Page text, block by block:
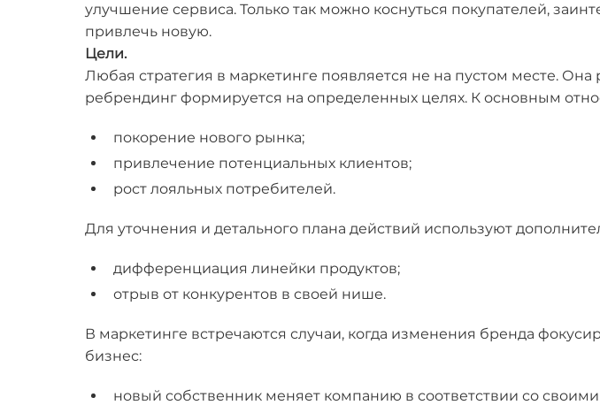
улучшение сервиса. Только так можно коснуться покупателей,
привлечь новую.
Цели.
Любая стратегия в маркетинге появляется не на пустом месте.
ребрендинг формируется на определенных целях. К основным
покорение нового рынка;
привлечение потенциальных клиентов;
рост лояльных потребителей.
Для уточнения и детального плана действий используют
дифференциация линейки продуктов;
отрыв от конкурентов в своей нише.
В маркетинге встречаются случаи, когда изменения бренда
бизнес:
новый собственник меняет компанию в соответствии со